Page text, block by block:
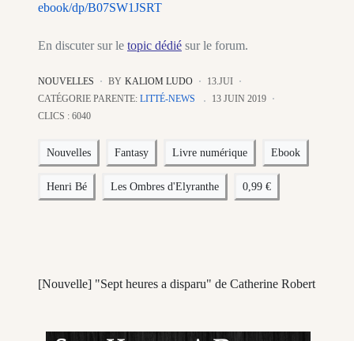
ebook/dp/B07SW1JSRT
En discuter sur le topic dédié sur le forum.
NOUVELLES BY KALIOM LUDO
13.JUI
CATÉGORIE PARENTE: LITTÉ-NEWS
13 JUIN 2019
CLICS : 6040
Nouvelles Fantasy Livre numérique Ebook
Henri Bé Les Ombres d'Elyranthe 0,99 €
[Nouvelle] "Sept heures a disparu" de Catherine Robert